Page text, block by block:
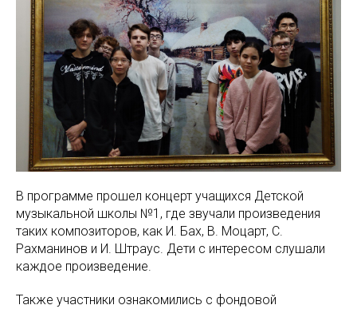
В программе прошел концерт учащихся Детской
музыкальной школы №1, где звучали произведения
таких композиторов, как И. Бах, В. Моцарт, С.
Рахманинов и И. Штраус. Дети с интересом слушали
каждое произведение.
Также участники ознакомились с фондовой